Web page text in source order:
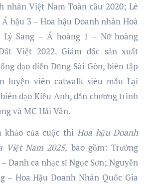
nhân Việt Nam Toàn cầu 2020; Lê
hậu 3 – Hoa hậu Doanh nhân Hoà
Lý Sang – Á hoàng 1 – Nữ hoàng
Việt 2022. Giám đốc sản xuất
đạo diễn Dũng Sài Gòn, biên tập
luyện viên catwalk siêu mẫu Lại
đạo Kiều Anh, dẫn chương trình
và MC Hải Vân.
khảo của cuộc thi Hoa hậu Doanh
Việt Nam 2025, bao gồm: Trưởng
Danh ca nhạc sĩ Ngọc Sơn; Nguyễn
– Hoa Hậu Doanh Nhân Quốc Gia